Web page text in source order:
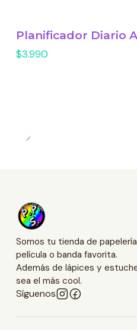
Planificador Diario
$3.990
Somos tu tienda de
película o banda favorita.
Además de lápices y
sea el más cool.
Síguenos